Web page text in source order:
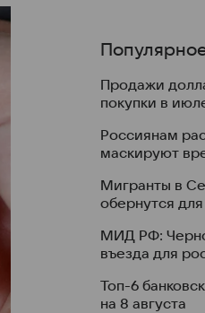
Продажи
покупки в
Россиянам
маскируют
Мигранты в
обернутся
МИД РФ:
въезда для
Топ-6
на 8 августа